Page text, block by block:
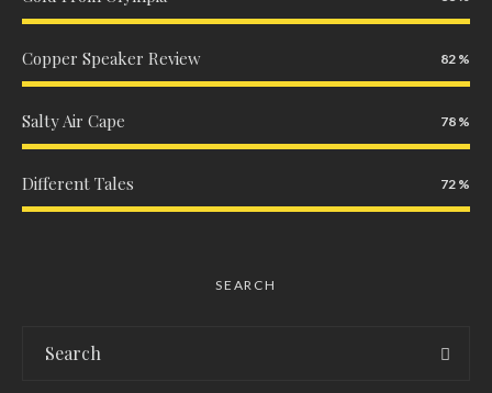
Copper Speaker Review 82
Salty Air Cape 78
Different Tales 72
SEARCH